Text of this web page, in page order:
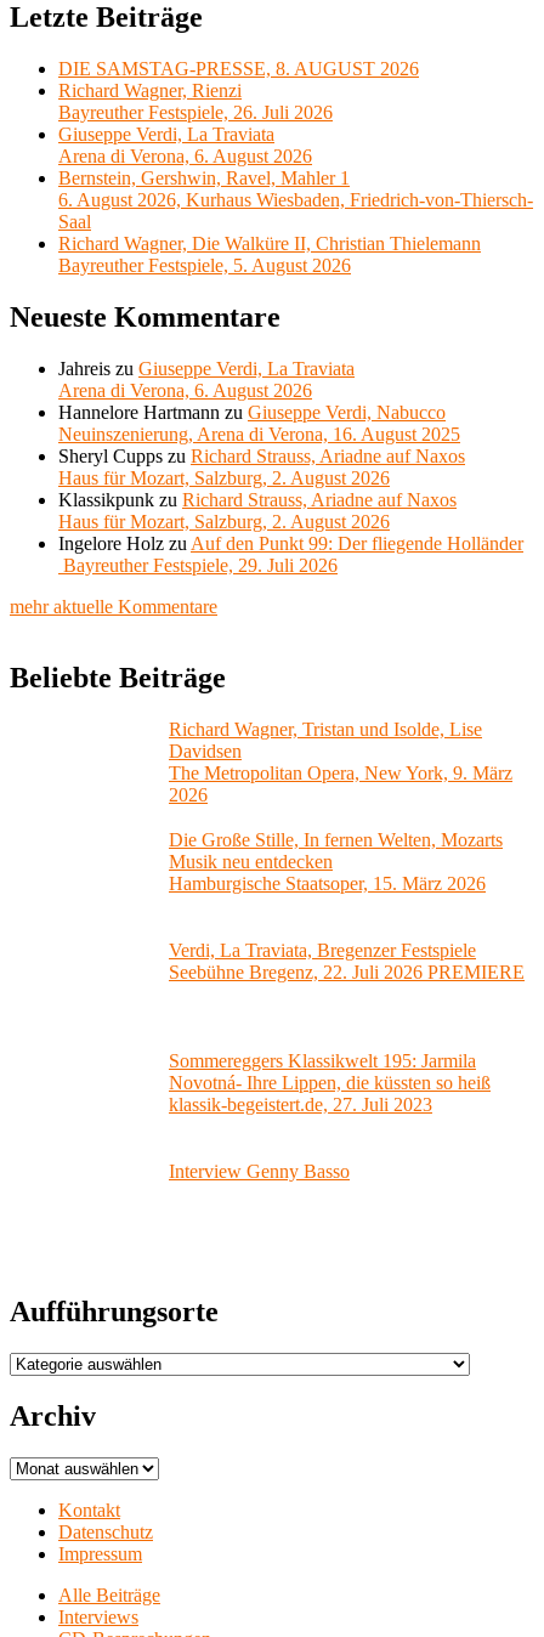
Letzte Beiträge
DIE SAMSTAG-PRESSE, 8. AUGUST 2026
Richard Wagner, Rienzi
Bayreuther Festspiele, 26. Juli 2026
Giuseppe Verdi, La Traviata
Arena di Verona, 6. August 2026
Bernstein, Gershwin, Ravel, Mahler 1
6. August 2026, Kurhaus Wiesbaden, Friedrich-von-Thiersch-
Saal
Richard Wagner, Die Walküre II, Christian Thielemann
Bayreuther Festspiele, 5. August 2026
Neueste Kommentare
Jahreis zu Giuseppe Verdi, La Traviata
Arena di Verona, 6. August 2026
Hannelore Hartmann zu Giuseppe Verdi, Nabucco
Neuinszenierung, Arena di Verona, 16. August 2025
Sheryl Cupps zu Richard Strauss, Ariadne auf Naxos
Haus für Mozart, Salzburg, 2. August 2026
Klassikpunk zu Richard Strauss, Ariadne auf Naxos
Haus für Mozart, Salzburg, 2. August 2026
Ingelore Holz zu Auf den Punkt 99: Der fliegende Holländer
Bayreuther Festspiele, 29. Juli 2026
mehr aktuelle Kommentare
Beliebte Beiträge
Richard Wagner, Tristan und Isolde, Lise
Davidsen
The Metropolitan Opera, New York, 9. März
2026
Die Große Stille, In fernen Welten, Mozarts
Musik neu entdecken
Hamburgische Staatsoper, 15. März 2026
Verdi, La Traviata, Bregenzer Festspiele
Seebühne Bregenz, 22. Juli 2026 PREMIERE
Sommereggers Klassikwelt 195: Jarmila
Novotná- Ihre Lippen, die küssten so heiß
klassik-begeistert.de, 27. Juli 2023
Interview Genny Basso
Aufführungsorte
Aufführungsorte
Archiv
Archiv
Kontakt
Datenschutz
Impressum
Alle Beiträge
Interviews